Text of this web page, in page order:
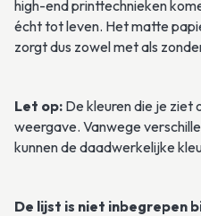
high-end printtechnieken
écht tot leven. Het matte
zorgt dus zowel met als
Let op: De kleuren die je ziet
weergave. Vanwege
kunnen de daadwerkelijke
De lijst is niet inbegrepen